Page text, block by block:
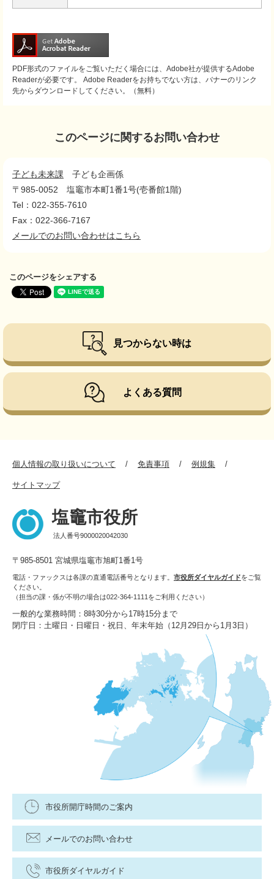
PDF形式のファイルをご覧いただく場合には、Adobe社が提供するAdobe
Readerが必要です。
Adobe Readerをお持ちでない方は、バナーのリンク
先からダウンロードしてください。（無料）
このページに関するお問い合わせ
子ども未来課
子ども企画係
〒985-0052
塩竈市本町1番1号(壱番館1階)
Tel：022-355-7610
Fax：022-366-7167
メールでのお問い合わせはこちら
このページをシェアする
見つからない時は
よくある質問
個人情報の取り扱いについて 免責事項 例規集
サイトマップ
塩竈市役所
法人番号9000020042030
〒985-8501 宮城県塩竈市旭町1番1号
電話・ファックスは各課の直通電話番号となります。 市役所ダイヤルガイドをご覧
ください。
（担当の課・係が不明の場合は022-364-1111をご利用ください）
一般的な業務時間：8時30分から17時15分まで
閉庁日：土曜日・日曜日・祝日、年末年始（12月29日から1月3日）
市役所開庁時間のご案内
メールでのお問い合わせ
市役所ダイヤルガイド